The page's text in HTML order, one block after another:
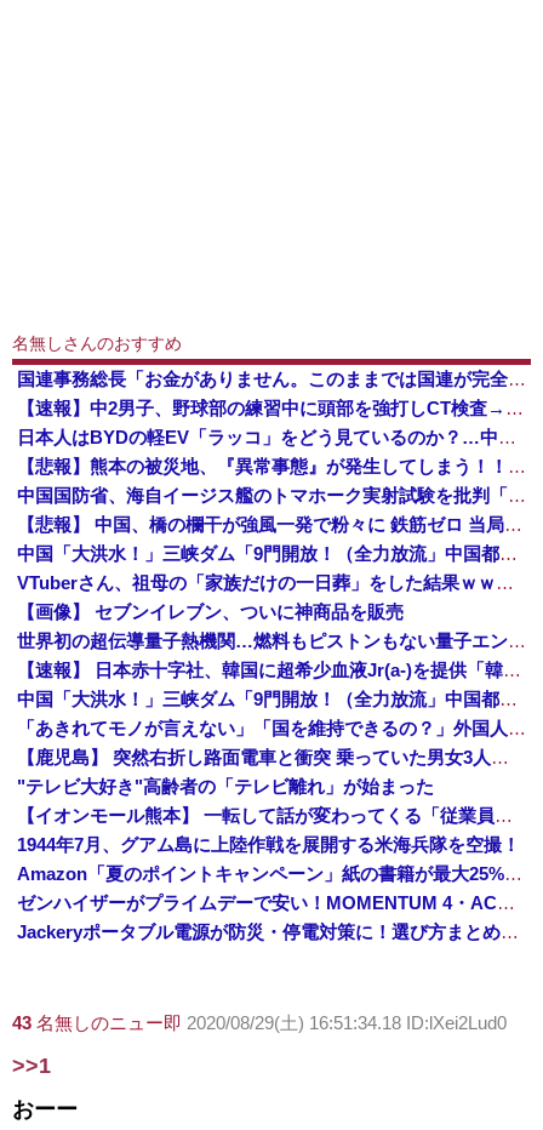
名無しさんのおすすめ
国連事務総長「お金がありません。このままでは国連が完全崩壊します。助けて下さい」
【速報】中2男子、野球部の練習中に頭部を強打しCT検査→70代医師「問題ないです」→中学生死亡「他人のCT画像みてました」
日本人はBYDの軽EV「ラッコ」をどう見ているのか？…中国メディア！
【悲報】熊本の被災地、『異常事態』が発生してしまう！！！！！！！！
中国国防省、海自イージス艦のトマホーク実射試験を批判「国際社会は新型軍国主義を団結して阻止を」！
【悲報】 中国、橋の欄干が強風一発で粉々に 鉄筋ゼロ 当局「接着剤でくっつけただけ」「正常で、品質問題はない」
中国「大洪水！」三峡ダム「9門開放！（全力放流」中国都市「三峡沿線の道路水没」中国政府「高速道路封鎖！」中国ダム「緊急放流に合わせて開門（土砂崩れ発生」→
VTuberさん、祖母の「家族だけの一日葬」をした結果ｗｗｗｗｗｗｗ
【画像】 セブンイレブン、ついに神商品を販売
世界初の超伝導量子熱機関…燃料もピストンもない量子エンジンが回った！
【速報】 日本赤十字社、韓国に超希少血液Jr(a-)を提供「韓国内では適合する血液を確保できなかった」※今回で4回目
中国「大洪水！」三峡ダム「9門開放！（全力放流」中国都市「三峡沿線の道路水没」中国政府「高速道路封鎖！」中国ダム「緊急放流に合わせて開門（土砂崩れ発生」→
「あきれてモノが言えない」「国を維持できるの？」外国人の永住許可要件の厳格化で在日中国人の本音は？
【鹿児島】 突然右折し路面電車と衝突 乗っていた男女3人は車を放置しダッシュで逃走中
"テレビ大好き"高齢者の「テレビ離れ」が始まった
【イオンモール熊本】 一転して話が変わってくる「従業員の避難誘導の証言が複数」イオン側が社内規定に抵触していた疑い
1944年7月、グアム島に上陸作戦を展開する米海兵隊を空撮！
Amazon「夏のポイントキャンペーン」紙の書籍が最大25%ポイント還元 対象と条件を整理（2026年7月）
ゼンハイザーがプライムデーで安い！MOMENTUM 4・ACCENTUMなど対象モデルまとめ！
Jackeryポータブル電源が防災・停電対策に！選び方まとめ【プライムデー最終日】
43 名無しのニュー即 2020/08/29(土) 16:51:34.18 ID:lXei2Lud0
>>1
おーー